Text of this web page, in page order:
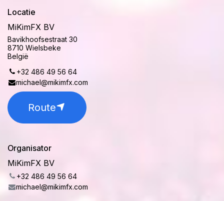
Locatie
MiKimFX BV
Bavikhoofsestraat 30
8710 Wielsbeke
België
+32 486 49 56 64
michael@mikimfx.com
Route
Organisator
MiKimFX BV
+32 486 49 56 64
michael@mikimfx.com